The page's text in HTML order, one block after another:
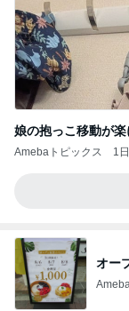
娘の抱っこ移動が
Amebaトピックス 1
オー